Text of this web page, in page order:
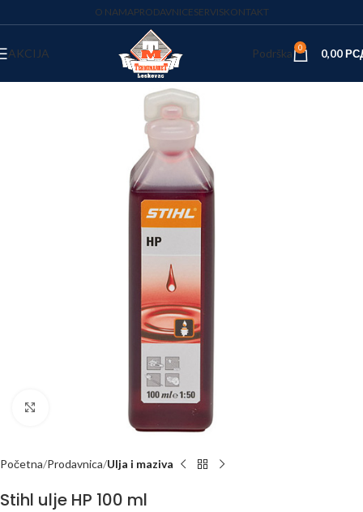
O NAMAPRODAVNICESERVISKONTAKT
AKCIJA Podrška 0 0,00
Kliknite za uvećanje
Početna Prodavnica Ulja i maziva
Stihl ulje HP 100 ml